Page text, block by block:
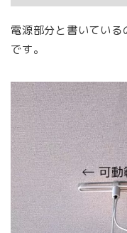
電源部分と書いてい
です。